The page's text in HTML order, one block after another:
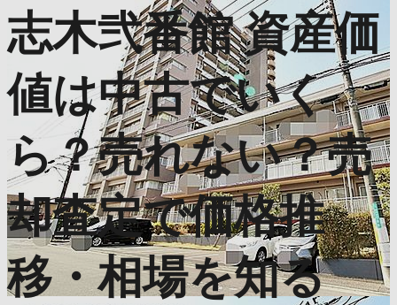
志木弐番館 資産価
値は中古でいく
ら？売れない？売
却査定で価格推
移・相場を知る